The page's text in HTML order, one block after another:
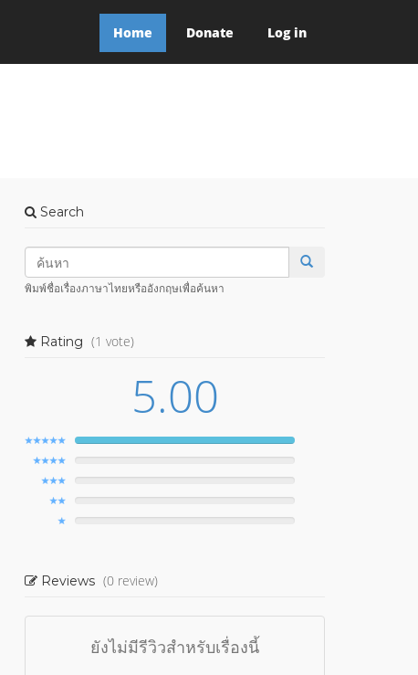
Home Donate Log in
Search
พิมพ์ชื่อเรื่องภาษาไทยหรืออังกฤษเพื่อค้นหา
Rating (1 vote)
5.00
Reviews (0 review)
ยังไม่มีรีวิวสำหรับเรื่องนี้